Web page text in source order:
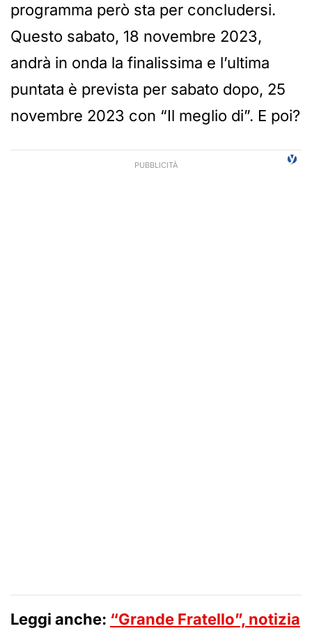
programma però sta per concludersi.
Questo sabato, 18 novembre 2023,
andrà in onda la finalissima e l’ultima
puntata è prevista per sabato dopo, 25
novembre 2023 con “Il meglio di”. E poi?
Leggi anche: “Grande Fratello”, notizia